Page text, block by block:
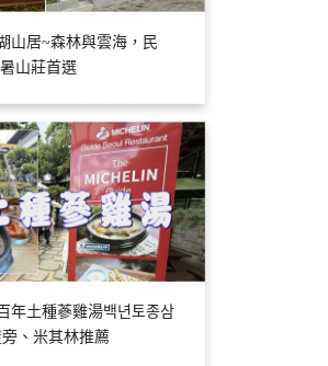
山居~森林與雲海，民
山莊首選
年土種蔘雞湯백년토종삼
、米其林推薦